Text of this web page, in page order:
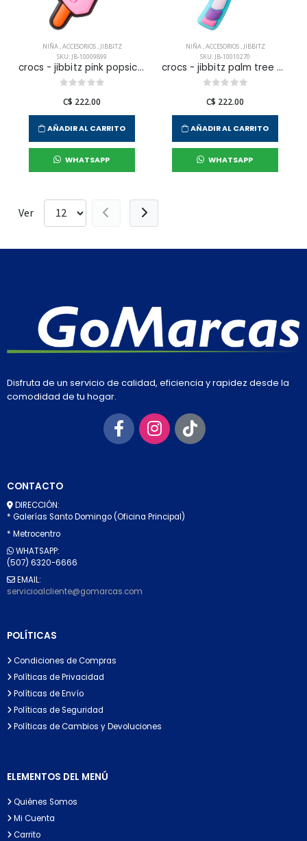
NIÑA,ACCESORIOS, JIBBITZ
SKU: JB-10009899
crocs - jibbitz pink popsicle unisex
C$ 222.00
AÑADIR AL CARRITO
WHATSAPP
NIÑA,ACCESORIOS, JIBBITZ
SKU: JB-10010270
crocs - jibbitz palm tree unisex
C$ 222.00
AÑADIR AL CARRITO
WHATSAPP
Ver
Disfruta de un servicio de calidad, eficiencia y rapidez desde la
comodidad de tu hogar.
CONTACTO
DIRECCIÓN:
* Galerías Santo Domingo (Oficina Principal)
* Metrocentro
WHATSAPP:
(507) 6320-6666
EMAIL:
servicioalcliente@gomarcas.com
POLÍTICAS
Condiciones de Compras
Políticas de Privacidad
Políticas de Envío
Políticas de Seguridad
Políticas de Cambios y Devoluciones
ELEMENTOS DEL MENÚ
Quiénes Somos
Mi Cuenta
Carrito